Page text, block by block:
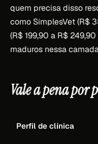
quem precisa disso
como SimplesVet (R$
(R$ 199,90 a R$
maduros nessa
Vale a pena por
Perfil de clínica